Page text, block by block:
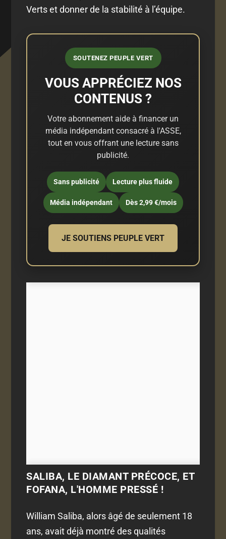
Verts et donner de la stabilité à l’équipe.
SOUTENEZ PEUPLE VERT
VOUS APPRÉCIEZ NOS
CONTENUS ?
Votre abonnement aide à financer un
média indépendant consacré à l'ASSE,
tout en vous offrant une lecture sans
publicité.
Sans publicité Lecture plus fluide
Média indépendant Dès 2,99 €/mois
JE SOUTIENS PEUPLE VERT
SALIBA, LE DIAMANT PRÉCOCE, ET
FOFANA, L'HOMME PRESSÉ !
William Saliba, alors âgé de seulement 18
ans, avait déjà montré des qualités